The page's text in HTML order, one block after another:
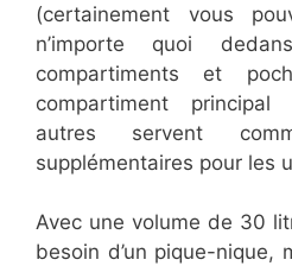
(certainement vous
n’importe quoi
compartiments et
compartiment
autres servent
supplémentaires pour les
Avec une volume de 30
besoin d’un pique-nique,